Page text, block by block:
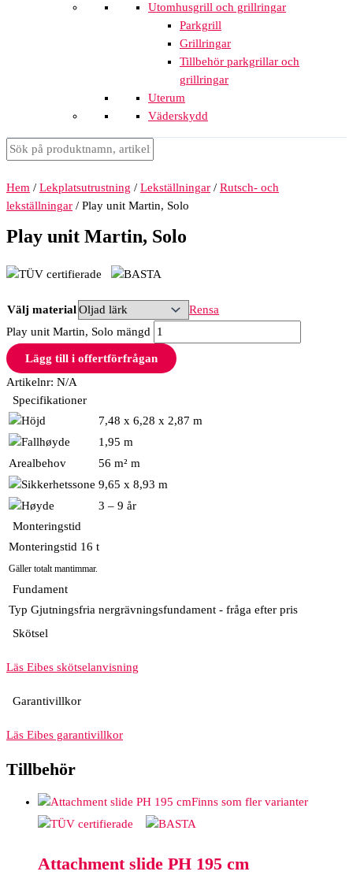
Utomhusgrill och grillringar
Parkgrill
Grillringar
Tillbehör parkgrillar och
grillringar
Uterum
Väderskydd
Hem / Lekplatsutrustning / Lekställningar / Rutsch- och
lekställningar / Play unit Martin, Solo
Play unit Martin, Solo
Välj material
Rensa
Play unit Martin, Solo mängd
Lägg till i offertförfrågan
Artikelnr: N/A
Specifikationer
7,48 x 6,28 x 2,87 m
1,95 m
Arealbehov
56 m² m
9,65 x 8,93 m
3 – 9 år
Monteringstid
Monteringstid 16 t
Gäller totalt mantimmar.
Fundament
Typ Gjutningsfria nergrävningsfundament - fråga efter pris
Skötsel
Läs Eibes skötselanvisning
Garantivillkor
Läs Eibes garantivillkor
Tillbehör
Finns som fler varianter
Attachment slide PH 195 cm